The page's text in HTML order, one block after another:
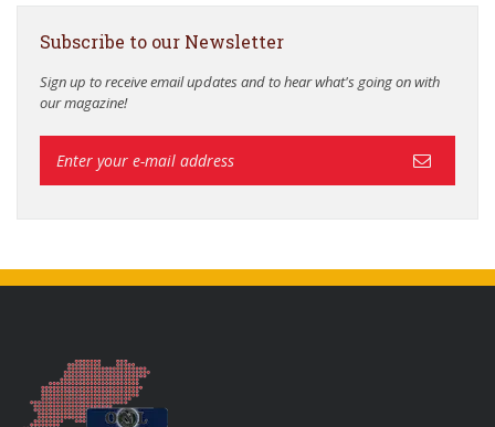
Subscribe to our Newsletter
Sign up to receive email updates and to hear what's going on with
our magazine!